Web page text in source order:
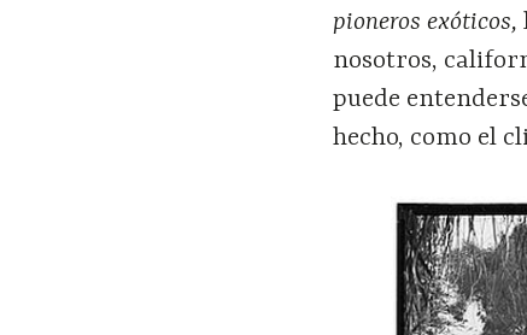
pioneros exóticos,
nosotros,
puede
hecho, como el